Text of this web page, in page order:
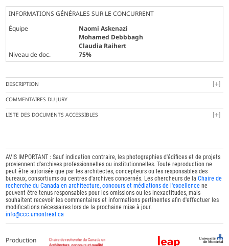
INFORMATIONS GÉNÉRALES SUR LE CONCURRENT
Équipe
Naomi Askenazi
Mohamed Debbbagh
Claudia Raihert
Niveau de doc.
75%
DESCRIPTION
COMMENTAIRES DU JURY
LISTE DES DOCUMENTS ACCESSIBLES
AVIS IMPORTANT : Sauf indication contraire, les photographies d'édifices et de projets
proviennent d'archives professionnelles ou institutionnelles. Toute reproduction ne
peut être autorisée que par les architectes, concepteurs ou les responsables des
bureaux, consortiums ou centres d'archives concernés. Les chercheurs de laChaire de
recherche du Canada en architecture, concours et médiations de l'excellence ne
peuvent être tenus responsables pour les omissions ou les inexactitudes, mais
souhaitent recevoir les commentaires et informations pertinentes afin d'effectuer les
modifications nécessaires lors de la prochaine mise à jour.
info@ccc.umontreal.ca
Production